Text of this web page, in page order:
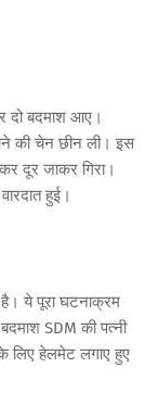
दो बदमाश आए।
की चेन छीन ली। इस
दूर जाकर गिरा।
हुई।
ये पूरा घटनाक्रम
SDM की पत्नी
लिए हेलमेट लगाए हुए